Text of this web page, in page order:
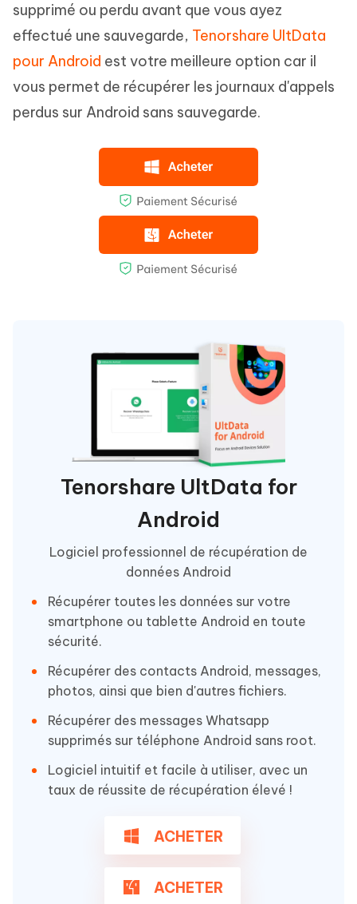
supprimé ou perdu avant que vous ayez
effectué une sauvegarde, Tenorshare UltData
pour Android est votre meilleure option car il
vous permet de récupérer les journaux d'appels
perdus sur Android sans sauvegarde.
Tenorshare UltData for
Android
Logiciel professionnel de récupération de
données Android
Récupérer toutes les données sur votre
smartphone ou tablette Android en toute
sécurité.
Récupérer des contacts Android, messages,
photos, ainsi que bien d'autres fichiers.
Récupérer des messages Whatsapp
supprimés sur téléphone Android sans root.
Logiciel intuitif et facile à utiliser, avec un
taux de réussite de récupération élevé !
ACHETER
ACHETER